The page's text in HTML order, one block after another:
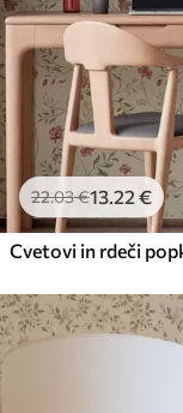
22.03€13.22 €
Cvetovi in rdeči